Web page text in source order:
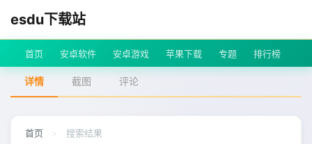
esdu下载站
首页 安卓软件 安卓游戏 苹果下载 专题 排行榜
详情 截图 评论
首页 > 搜索结果